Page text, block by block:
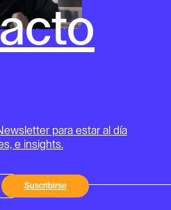
para estar al día
e insights.
Suscribirse